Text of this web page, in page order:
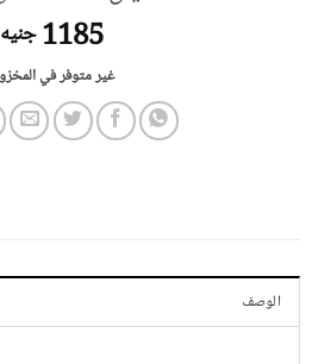
1185 جنيه
غير متوفر في
الوصف